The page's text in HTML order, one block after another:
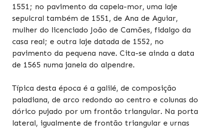
1551; no pavimento da capela-mor, uma laje
sepulcral também de 1551, de Ana de Aguiar,
mulher do licenciado João de Camões, fidalgo da
casa real; e outra laje datada de 1552, no
pavimento da pequena nave. Cita-se ainda a data
de 1565 numa janela do alpendre.
Típica desta época é a galilé, de composição
paladiana, de arco redondo ao centro e colunas do
dórico pujado por um frontão triangular. Na porta
lateral, igualmente de frontão triangular e urnas